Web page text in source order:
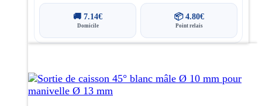
🚚7.14€
Domicile
📦 4.80€
Point relais